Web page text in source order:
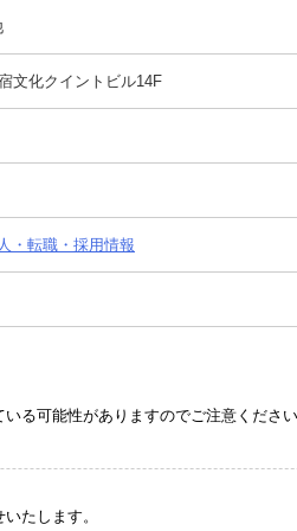
文化クイントビル14F
・転職・採用情報
る可能性がありますのでご注意ください
たします。